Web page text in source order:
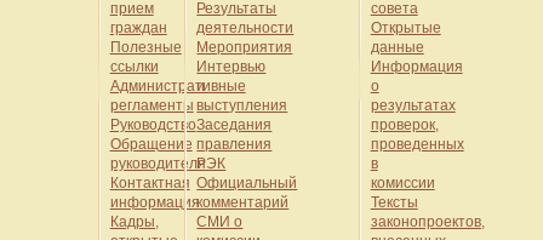
прием
граждан
Полезные
ссылки
Административные
регламенты
Руководство
Обращение
руководителя
Контактная
информация
Кадры,
Результаты
деятельности
Мероприятия
Интервью
и
выступления
Заседания
правления
РЭК
Официальный
комментарий
СМИ о
совета
Открытые
данные
Информация
о
результатах
проверок,
проведенных
в
комиссии
Тексты
законопроектов,